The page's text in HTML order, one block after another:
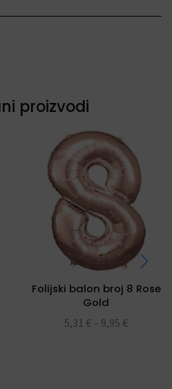
proizvodi
Folijski balon broj 8 Rose
Gold
5,31 € – 9,95 €